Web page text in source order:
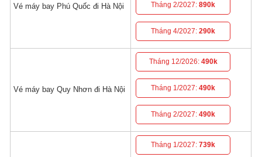
Vé máy bay Phú Quốc đi Hà Nội Tháng 2/2027:890k
Tháng 4/2027:290k
Vé máy bay Quy Nhơn đi Hà Nội
Tháng 12/2026: 490k
Tháng 1/2027:490k
Tháng 2/2027:490k
Tháng 1/2027:739k